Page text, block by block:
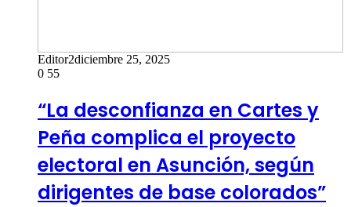
Editor2diciembre 25, 2025
0 55
“La desconfianza en Cartes y
Peña complica el proyecto
electoral en Asunción, según
dirigentes de base colorados”